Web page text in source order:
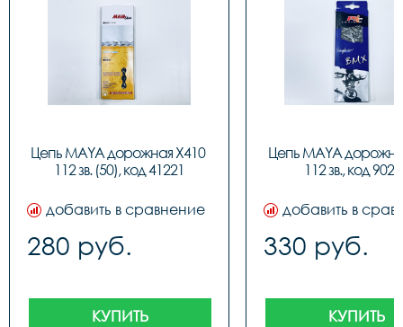
Цепь MAYA дорожная X410
112 зв. (50), код 41221
добавить в сравнение
280 руб.
КУПИТЬ
Цепь MAYA
112 зв., код
добавить в
330 руб.
КУПИТЬ